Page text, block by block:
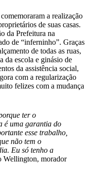
a realização
de suas casas.
da Prefeitura na
de “inferninho”. Graças
de todas as ruas,
da escola e ginásio de
da assistência social,
com a regularização
felizes com a mudança
ter o
é uma garantia do
esse trabalho,
não tem o
Eu só tenho a
Wellington, morador